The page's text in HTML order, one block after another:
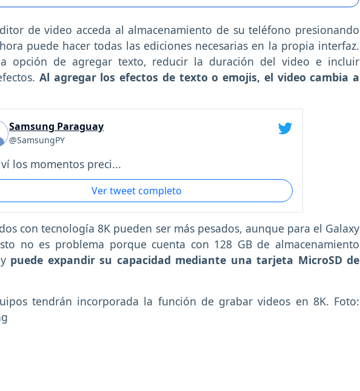
de video acceda al almacenamiento de su teléfono presionando
puede hacer todas las ediciones necesarias en la propia interfaz.
opción de agregar texto, reducir la duración del video e incluir
Al agregar los efectos de texto o emojis, el video cambia a
Samsung Paraguay
@SamsungPY
los momentos preci...
Ver tweet completo
con tecnología 8K pueden ser más pesados, aunque para el Galaxy
no es problema porque cuenta con 128 GB de almacenamiento
puede expandir su capacidad mediante una tarjeta MicroSD de